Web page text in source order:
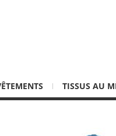
TISSUS AU